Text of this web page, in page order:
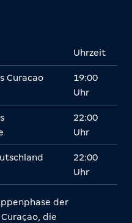
Uhrzeit
Curacao
19:00
Uhr
22:00
Uhr
22:00
Uhr
der
die